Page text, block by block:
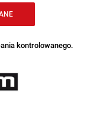
kontrolowanego.